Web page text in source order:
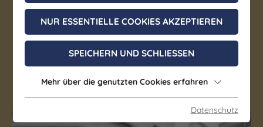
Metallbildhauer Ronald
Knoll
Naumburg (Saale)
NUR ESSENTIELLE COOKIES AKZEPTIEREN
SPEICHERN UND SCHLIESSEN
Mehr über die genutzten Cookies erfahren
Datenschutz